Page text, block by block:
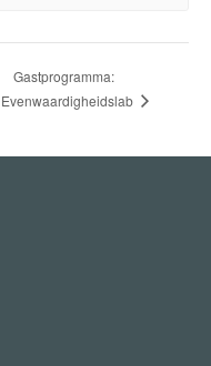
Gastprogramma:
Evenwaardigheidslab